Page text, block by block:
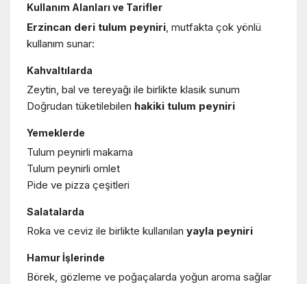
Kullanım Alanları ve Tarifler
Erzincan deri tulum peyniri , mutfakta çok yönlü
kullanım sunar:
Kahvaltılarda
Zeytin, bal ve tereyağı ile birlikte klasik sunum
Doğrudan tüketilebilen hakiki tulum peyniri
Yemeklerde
Tulum peynirli makarna
Tulum peynirli omlet
Pide ve pizza çeşitleri
Salatalarda
Roka ve ceviz ile birlikte kullanılan yayla peyniri
Hamur İşlerinde
Börek, gözleme ve poğaçalarda yoğun aroma sağlar